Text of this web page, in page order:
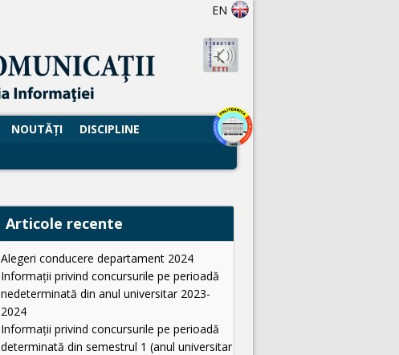
EN
NOUTĂŢI
DISCIPLINE
Articole recente
Alegeri conducere departament 2024
Informații privind concursurile pe perioadă
nedeterminată din anul universitar 2023-
2024
Informații privind concursurile pe perioadă
determinată din semestrul 1 (anul universitar